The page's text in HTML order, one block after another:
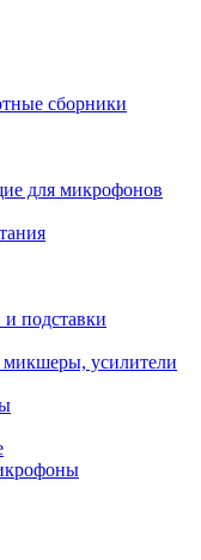
сборники
для микрофонов
подставки
усилители